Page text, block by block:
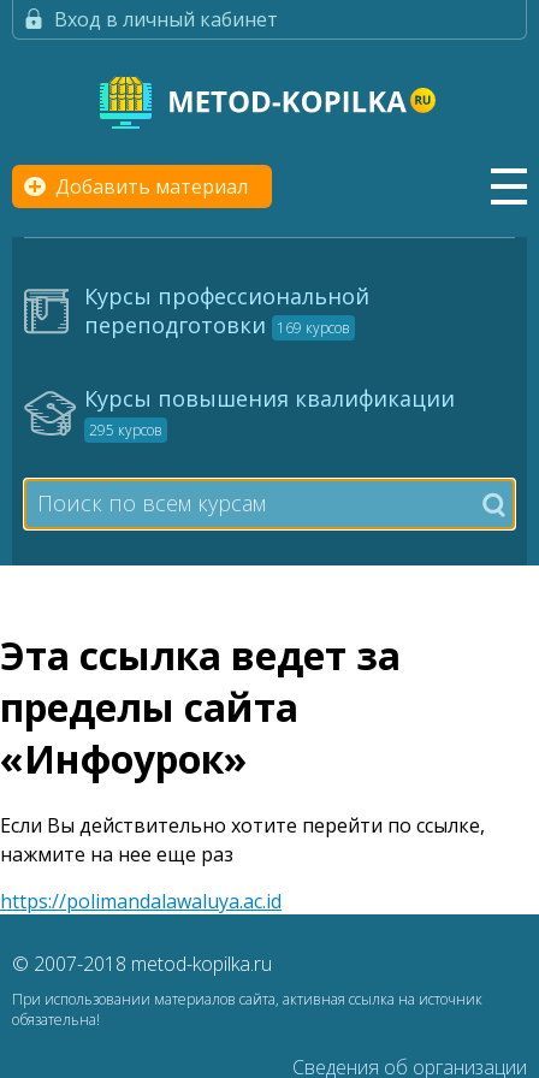
Вход в личный кабинет
Добавить материал
Курсы профессиональной
переподготовки
169 курсов
Курсы повышения квалификации
295 курсов
Эта ссылка ведет за
пределы сайта
«Инфоурок»
Если Вы действительно хотите перейти по ссылке,
нажмите на нее еще раз
https://polimandalawaluya.ac.id
© 2007-2018 metod-kopilka.ru
При использовании материалов сайта, активная ссылка на источник
обязательна!
Сведения об организации